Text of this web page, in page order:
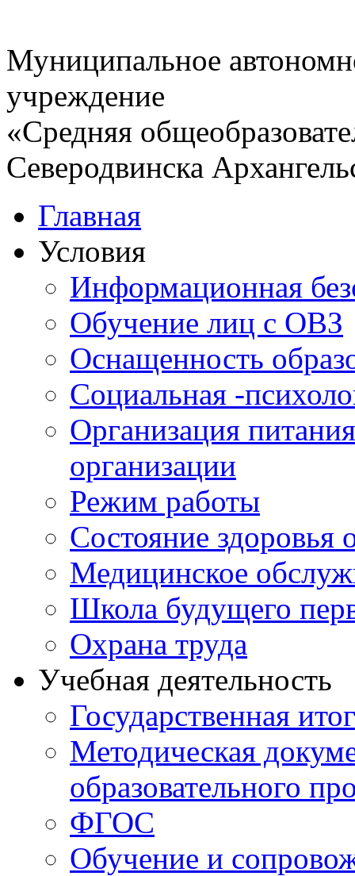
Муниципальное
учреждение
«Средняя
Северодвинска
Главная
Условия
Информационная
Обучение лиц с ОВЗ
Оснащенность
Социальная -
Организация
организации
Режим работы
Состояние
Медицинское
Школа будущего
Охрана труда
Учебная деятельность
Государственная
Методическая
образовательного
ФГОС
Обучение и